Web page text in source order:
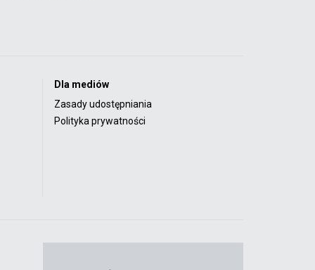
Dla mediów
Zasady udostępniania
Polityka prywatności